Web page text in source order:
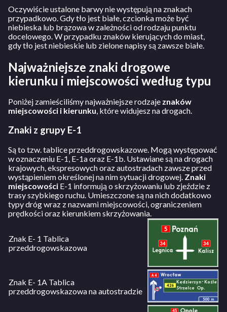
Oczywiście ustalone barwy nie występują na znakach
przypadkowo. Gdy tło jest białe, czcionka może być
niebieska lub brązowa w zależności od rodzaju punktu
docelowego. W przypadku znaków kierujących do miast,
gdy tło jest niebieskie lub zielone napisy są zawsze białe.
Najważniejsze znaki drogowe
kierunku i miejscowości według typu
Poniżej zamieściliśmy najważniejsze rodzaje znaków
miejscowości i kierunku, które widujesz na drogach.
Znaki z grupy E-1
Są to tzw. tablice przeddrogowskazowe. Mogą występować
w oznaczeniu E-1, E-1a oraz E-1b. Ustawiane są na drogach
krajowych, ekspresowych oraz autostradach zawsze przed
wystąpieniem określonej na nim sytuacji drogowej. Znaki
miejscowości E-1 informują o skrzyżowaniu lub zjeździe z
trasy szybkiego ruchu. Umieszczone są na nich dodatkowo
typy dróg wraz z nazwami miejscowości, ograniczeniem
prędkości oraz kierunkiem skrzyżowania.
Znak E- 1 Tablica
przeddrogowskazowa
Znak E- 1A Tablica
przeddrogowskazowa na autostradzie